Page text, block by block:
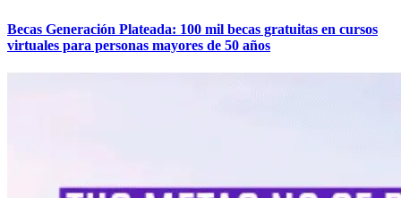
Becas Generación Plateada: 100 mil becas gratuitas en cursos
virtuales para personas mayores de 50 años